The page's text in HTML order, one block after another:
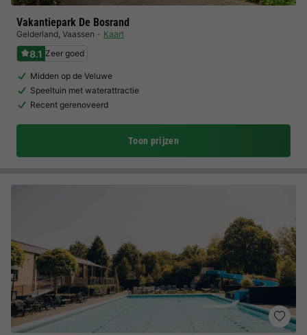
Vakantiepark De Bosrand
Gelderland, Vaassen Kaart
8.1 Zeer goed
Midden op de Veluwe
Speeltuin met waterattractie
Recent gerenoveerd
Toon prijzen